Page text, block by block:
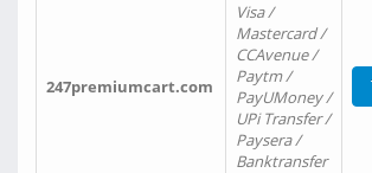
247premiumcart.com
Visa /
Mastercard /
CCAvenue /
Paytm /
PayUMoney /
UPi Transfer /
Paysera /
Banktransfer